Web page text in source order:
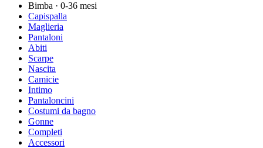
Bimba · 0-36 mesi
Capispalla
Maglieria
Pantaloni
Abiti
Scarpe
Nascita
Camicie
Intimo
Pantaloncini
Costumi da bagno
Gonne
Completi
Accessori